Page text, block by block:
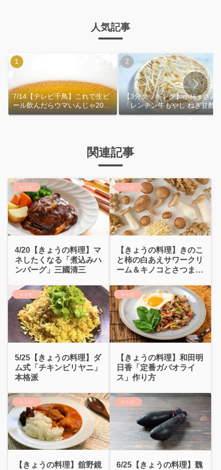
人気記事
7/14【テレビ千鳥】これで生ビ
ール飲んだらウマいんじゃ2026
｜おおよその作り方
【3分クッキング】小林まさみ
「レンチン牛もやし ねぎ甘酢
れ」作り方
関連記事
レシピ
4/20【きょうの料理】マ
ネしたくなる「煮込みハ
ンバーグ」三國清三
レシピ
【きょうの料理】きのこ
と柿の白あえサワークリ
ーム＆キノコとさつまい
レシピ
5/25【きょうの料理】ダ
ム式「チキンビリヤニ」
本格派
レシピ
【きょうの料理】和田明
日香「定番ガパオライ
ス」作り方
レシピ
【きょうの料理】舘野鏡
レシピ
6/25【きょうの料理】魏